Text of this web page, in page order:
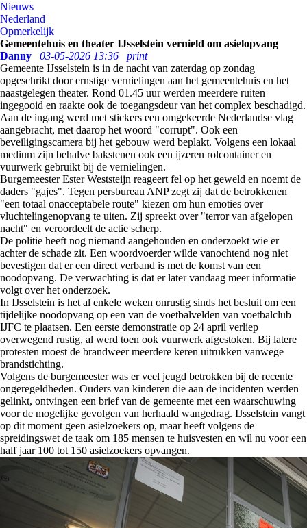
Nieuws
Nederland
Opmerkelijk
Gemeentehuis en theater IJsselstein vernield om asielopvang
Danny
03-05-2026 13:36
print
Gemeente IJsselstein is in de nacht van zaterdag op zondag
opgeschrikt door ernstige vernielingen aan het gemeentehuis en het
naastgelegen theater. Rond 01.45 uur werden meerdere ruiten
ingegooid en raakte ook de toegangsdeur van het complex beschadigd.
Aan de ingang werd met stickers een omgekeerde Nederlandse vlag
aangebracht, met daarop het woord "corrupt". Ook een
beveiligingscamera bij het gebouw werd beplakt. Volgens een lokaal
medium zijn behalve bakstenen ook een ijzeren rolcontainer en
vuurwerk gebruikt bij de vernielingen.
Burgemeester Ester Weststeijn reageert fel op het geweld en noemt de
daders "gajes". Tegen persbureau ANP zegt zij dat de betrokkenen
"een totaal onacceptabele route" kiezen om hun emoties over
vluchtelingenopvang te uiten. Zij spreekt over "terror van afgelopen
nacht" en veroordeelt de actie scherp.
De politie heeft nog niemand aangehouden en onderzoekt wie er
achter de schade zit. Een woordvoerder wilde vanochtend nog niet
bevestigen dat er een direct verband is met de komst van een
noodopvang. De verwachting is dat er later vandaag meer informatie
volgt over het onderzoek.
In IJsselstein is het al enkele weken onrustig sinds het besluit om een
tijdelijke noodopvang op een van de voetbalvelden van voetbalclub
IJFC te plaatsen. Een eerste demonstratie op 24 april verliep
overwegend rustig, al werd toen ook vuurwerk afgestoken. Bij latere
protesten moest de brandweer meerdere keren uitrukken vanwege
brandstichting.
Volgens de burgemeester was er veel jeugd betrokken bij de recente
ongeregeldheden. Ouders van kinderen die aan de incidenten werden
gelinkt, ontvingen een brief van de gemeente met een waarschuwing
voor de mogelijke gevolgen van herhaald wangedrag. IJsselstein vangt
op dit moment geen asielzoekers op, maar heeft volgens de
spreidingswet de taak om 185 mensen te huisvesten en wil nu voor een
half jaar 100 tot 150 asielzoekers opvangen.